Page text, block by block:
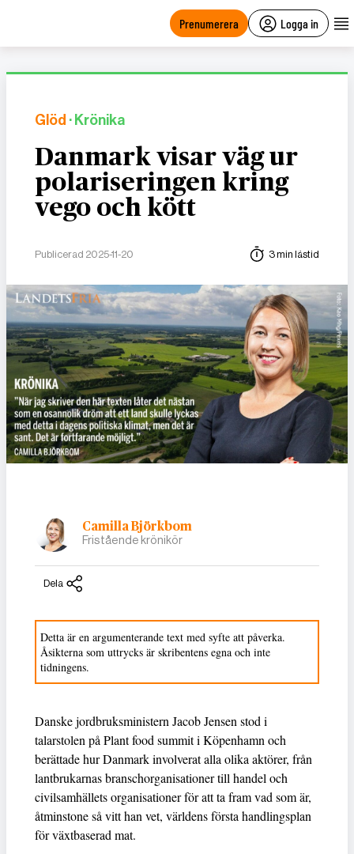
Prenumerera Logga in
Glöd · Krönika
Danmark visar väg ur
polariseringen kring
vego och kött
Publicerad 2025-11-20 3 min lästid
Camilla Björkbom
Fristående krönikör
Dela
Detta är en argumenterande text med syfte att påverka.
Åsikterna som uttrycks är skribentens egna och inte
tidningens.
Danske jordbruksministern Jacob Jensen stod i
talarstolen på Plant food summit i Köpenhamn och
berättade hur Danmark involverat alla olika aktörer, från
lantbrukarnas branschorganisationer till handel och
civilsamhällets organisationer för att ta fram vad som är,
åtminstone så vitt han vet, världens första handlingsplan
för växtbaserad mat.